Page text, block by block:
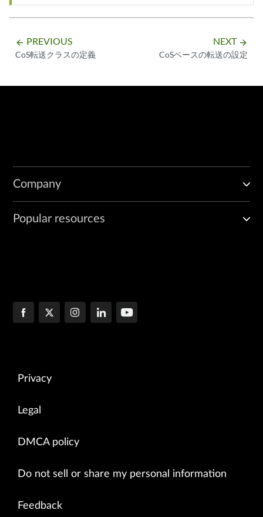
arrow_backward PREVIOUS
CoS転送クラスの定義
NEXT arrow_forward
CoSベースの転送の設定
Company
Popular resources
Privacy
Legal
DMCA policy
Do not sell or share my personal information
Feedback